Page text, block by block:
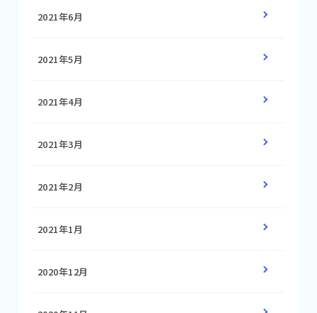
2021年6月
2021年5月
2021年4月
2021年3月
2021年2月
2021年1月
2020年12月